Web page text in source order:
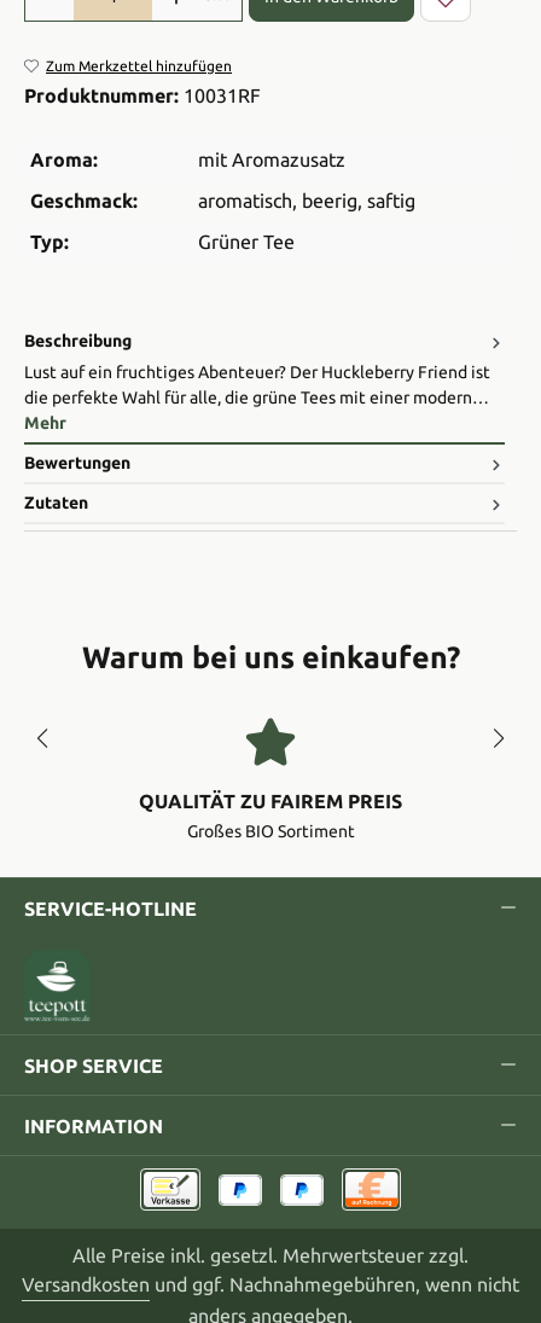
Zum Merkzettel hinzufügen
Produktnummer: 10031RF
Aroma:
mit Aromazusatz
Geschmack:
aromatisch, beerig, saftig
Typ:
Grüner Tee
Beschreibung
Lust auf ein fruchtiges Abenteuer? Der Huckleberry Friend ist
die perfekte Wahl für alle, die grüne Tees mit einer modern…
Mehr
Bewertungen
Zutaten
Warum bei uns einkaufen?
QUALITÄT ZU FAIREM PREIS
Großes BIO Sortiment
SERVICE-HOTLINE
SHOP SERVICE
INFORMATION
Alle Preise inkl. gesetzl. Mehrwertsteuer zzgl.
Versandkosten und ggf. Nachnahmegebühren, wenn nicht
anders angegeben.